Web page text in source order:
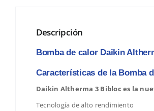
Descripción
Bomba de calor Daikin
Características de la Bomba
Daikin Altherma 3 Bibloc es la
Tecnología de alto rendimiento